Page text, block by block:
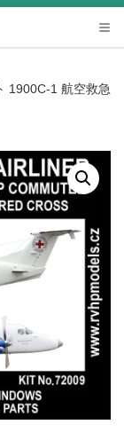
1900C-1 航空救急